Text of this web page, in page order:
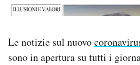
NEWSLETTER
I MIEI PREFERITI
Le notizie sul nuovo
sono in apertura su tutti i